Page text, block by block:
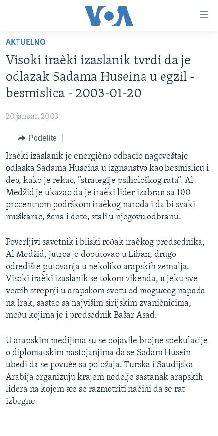
glavni
sadržaj
na
glavnu
Idi
pretragu
NASLOVNA
RUBRIKE
AMERIKA
GLOBALNE TEME
EKONOMIJA
NAUKA I TEHNOLOGIJA
MEDICINA
KULTURA
DRUŠTVO
INTERVJU
TV PROGRAM
IZ AMERIKE
Learning English
PRATITE NAS
Jezici
AKTUELNO
Visoki iraèki izaslanik tvrdi da je
odlazak Sadama Huseina u egzil -
besmislica - 2003-01-20
20 januar, 2003
Podelite
Iraèki izaslanik je energièno odbacio nagoveštaje
odlaska Sadama Huseina u izgnanstvo kao besmislicu i
deo, kako je rekao, ”strategije psihološkog rata“. Al
Medžid je ukazao da je iraèki lider izabran sa 100
procentnom podrškom iraèkog naroda i da bi svaki
muškarac, žena i dete, stali u njegovu odbranu.
Poverljivi savetnik i bliski roðak iraèkog predsednika,
Al Medžid, jutros je doputovao u Liban, drugo
odredište putovanja u nekoliko arapskih zemalja.
Visoki iraèki izaslanik se tokom vikenda, u jeku sve
veæih strepnji u arapskom svetu od moguæeg napada
na Irak, sastao sa najvišim sirijskim zvaniènicima,
meðu kojima je i predsednik Bašar Asad.
U arapskim medijima su se pojavile brojne spekulacije
o diplomatskim nastojanjima da se Sadam Husein
ubedi da se povuèe sa položaja. Turska i Saudijska
Arabija organizuju krajem nedelje sastanak arapskih
lidera na kojem æe se razmotriti naèini da se rat
izbegne.